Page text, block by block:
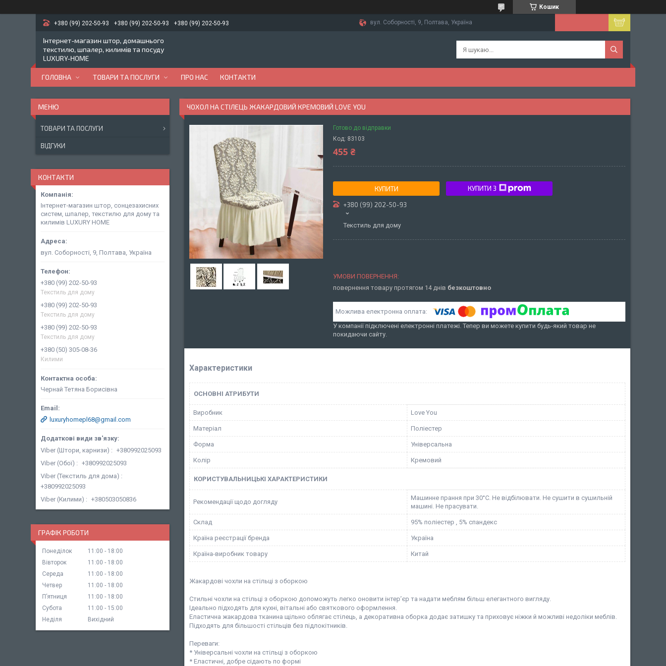
Кошик
+380 (99) 202-50-93 +380 (99) 202-50-93 +380 (99) 202-50-93 вул. Соборності, 9, Полтава, Україна
Інтернет-магазин штор, домашнього
текстилю, шпалер, килимів та посуду
LUXURY-HOME
ГОЛОВНА ТОВАРИ ТА ПОСЛУГИ ПРО НАС КОНТАКТИ
ЧОХОЛ НА СТІЛЕЦЬ ЖАКАРДОВИЙ КРЕМОВИЙ LOVE YOU
Готово до відправки
Код: 83103
455 ₴
КУПИТИ КУПИТИ З
+380 (99) 202-50-93
Текстиль для дому
повернення товару протягом 14 днів безкоштовно
У компанії підключені електронні платежі. Тепер ви можете купити будь-який товар не
покидаючи сайту.
Характеристики
ОСНОВНІ АТРИБУТИ
Виробник Love You
Матеріал Поліестер
Форма Універсальна
Колір Кремовий
КОРИСТУВАЛЬНИЦЬКІ ХАРАКТЕРИСТИКИ
Рекомендації щодо догляду
Машинне прання при 30°C. Не відбілювати. Не сушити в сушильній
машині. Не прасувати.
Склад 95% поліестер , 5% спандекс
Країна реєстрації бренда Україна
Країна-виробник товару Китай
Жакардові чохли на стільці з оборкою
Стильні чохли на стільці з оборкою допоможуть легко оновити інтер’єр та надати меблям більш елегантного вигляду.
Ідеально підходять для кухні, вітальні або святкового оформлення.
Еластична жакардова тканина щільно облягає стілець, а декоративна оборка додає затишку та приховує ніжки й можливі недоліки меблів.
Підходять для більшості стільців без підлокітників.
Переваги:
* Універсальні чохли на стільці з оборкою
* Еластичні, добре сідають по формі
ТОВАРИ ТА ПОСЛУГИ
ВІДГУКИ
КОНТАКТИ
Інтернет-магазин штор, сонцезахисних
систем, шпалер, текстилю для дому та
килимів LUXURY HOME
вул. Соборності, 9, Полтава, Україна
+380 (99) 202-50-93
Текстиль для дому
+380 (99) 202-50-93
Текстиль для дому
+380 (99) 202-50-93
Текстиль для дому
+380 (50) 305-08-36
Килими
Чернай Тетяна Борисівна
luxuryhomepl68@gmail.com
Viber (Штори, карнизи)
+380992025093
Viber (Обої)
+380992025093
Viber (Текстиль для дома)
+380992025093
Viber (Килими)
+380503050836
ГРАФІК РОБОТИ
Понеділок 11:00
18:00
Вівторок
11:00
18:00
Середа
11:00
18:00
Четвер
11:00
18:00
Пʼятниця
11:00
18:00
Субота
11:00
15:00
Неділя
Вихідний